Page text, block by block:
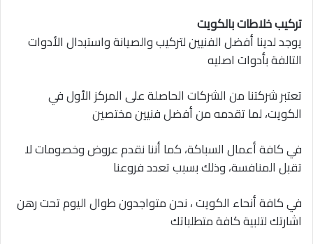
تركيب خلاطات بالكويت
يوجد لدينا أفضل الفنيين لتركيب والصيانة واستبدال الأدوات
التالفة بأدوات اصليه
تعتبر شركتنا من الشركات الحاصلة على المركز الأول في
الكويت، لما تقدمه من أفضل فنيين مختصين
في كافة أعمال السباكة، كما أننا نقدم عروض وخصومات لا
تقبل المنافسة، وذلك بسبب تعدد فروعنا
في كافة أنحاء الكويت ، نحن متواجدون طوال اليوم تحت رهن
اشارتك لتلبية كافة متطلباتك